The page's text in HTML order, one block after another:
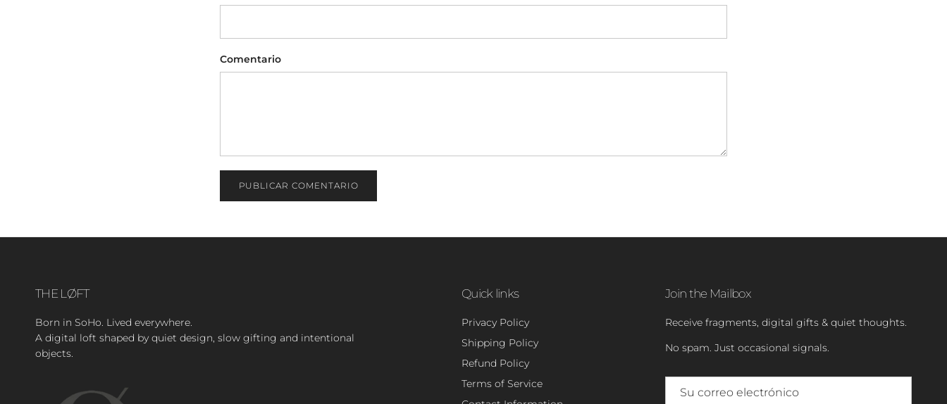
Comentario
PUBLICAR COMENTARIO
THE LØFT
Born in SoHo. Lived everywhere.
A digital loft shaped by quiet design, slow gifting and intentional
objects.
Quick links
Privacy Policy
Shipping Policy
Refund Policy
Terms of Service
Join the Mailbox
Receive fragments, digital gifts & quiet thoughts.
No spam. Just occasional signals.